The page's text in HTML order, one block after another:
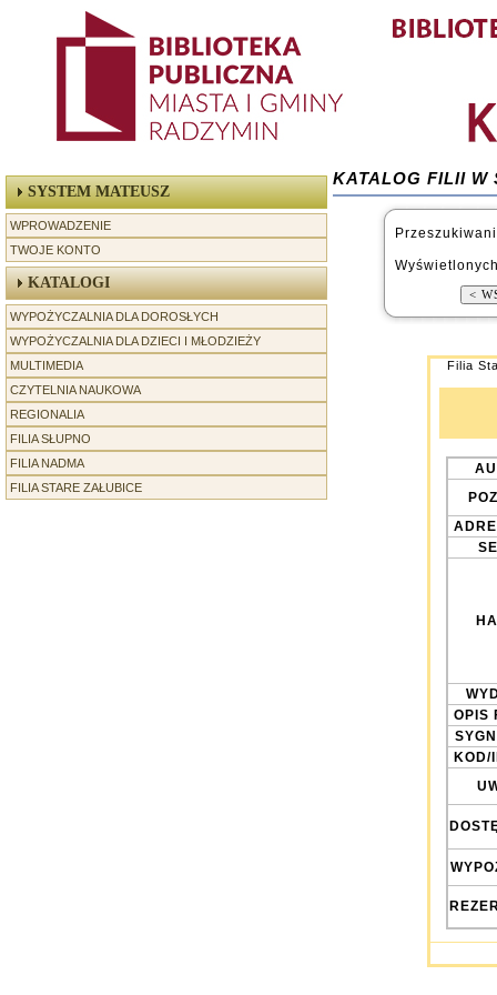
SYSTEM MATEUSZ
WPROWADZENIE
TWOJE KONTO
KATALOGI
WYPOŻYCZALNIA DLA DOROSŁYCH
WYPOŻYCZALNIA DLA DZIECI I MŁODZIEŻY
MULTIMEDIA
CZYTELNIA NAUKOWA
REGIONALIA
-----------------
FILIA SŁUPNO
FILIA NADMA
FILIA STARE ZAŁUBICE
KATALOG FILII W
Filia
OPIS
KOD/